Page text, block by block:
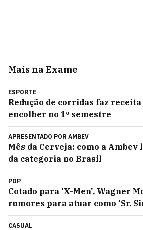
Mais na Exame
ESPORTE
Redução de corridas faz receita
encolher no 1º semestre
APRESENTADO POR AMBEV
Mês da Cerveja: como a Ambev
da categoria no Brasil
POP
Cotado para 'X-Men', Wagner
rumores para atuar como 'Sr.
CASUAL